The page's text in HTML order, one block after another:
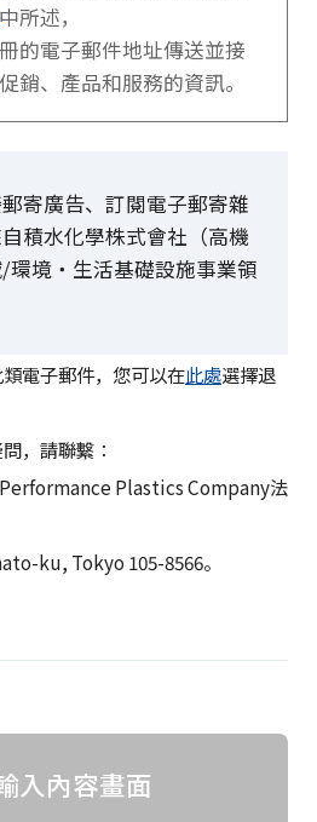
中所述，
的電子郵件地址傳送並接
銷、產品和服務的資訊。
寄廣告、訂閱電子郵寄雜
積水化學株式會社（高機
環境・生活基礎設施事業領
電子郵件，您可以在此處選擇退
，請聯繫：
Plastics Company法
ku, Tokyo 105-8566。
入內容畫面